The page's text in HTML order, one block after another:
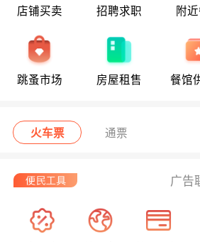
店铺买卖 招聘求职 附
跳蚤市场 房屋租售 餐馆
火车票 通票
广告